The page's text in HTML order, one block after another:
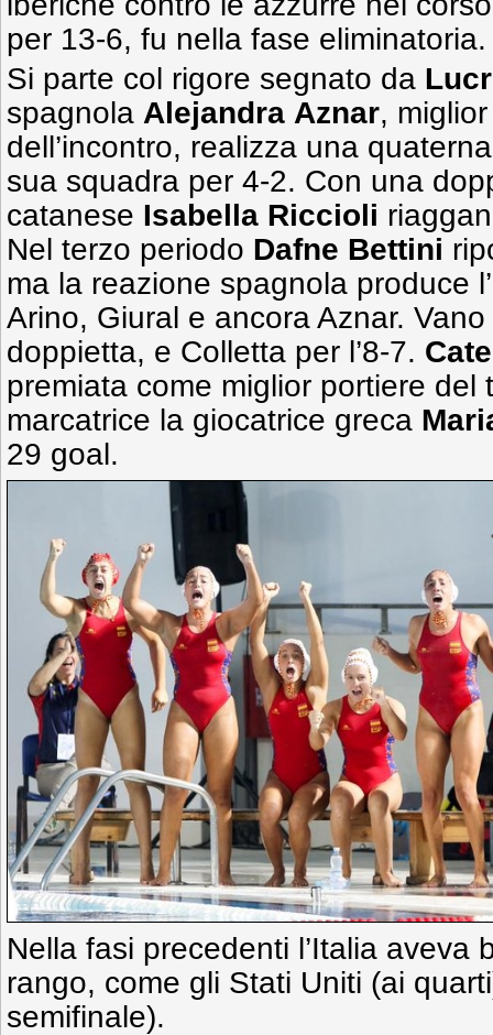
per 13-6, fu nella fase eliminatoria.
Si parte col rigore segnato da
spagnola Alejandra Aznar,
dell’incontro, realizza una
sua squadra per 4-2. Con una
catanese Isabella Riccioli
Nel terzo periodo Dafne Bettini
ma la reazione spagnola produce
Arino, Giural e ancora Aznar.
doppietta, e Colletta per l’8-7.
premiata come miglior portiere del
marcatrice la giocatrice greca
29 goal.
Nella fasi precedenti l’Italia aveva
rango, come gli Stati Uniti (ai
semifinale).